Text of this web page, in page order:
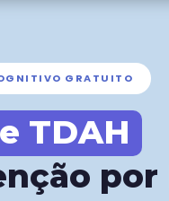
GRATUITO
TDAH
por